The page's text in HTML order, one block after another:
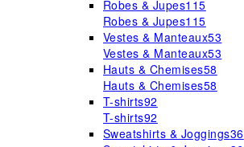
Robes & Jupes115
Robes & Jupes115
Vestes & Manteaux53
Vestes & Manteaux53
Hauts & Chemises58
Hauts & Chemises58
T-shirts92
T-shirts92
Sweatshirts & Joggings36